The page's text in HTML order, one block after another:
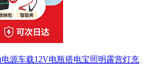
源车载12V电瓶搭电宝照明露营灯充